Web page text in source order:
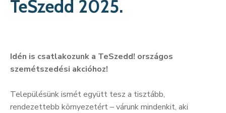
TeSzedd 2025.
Idén is csatlakozunk a TeSzedd! országos
szemétszedési akcióhoz!
Településünk ismét együtt tesz a tisztább,
rendezettebb környezetért – várunk mindenkit, aki